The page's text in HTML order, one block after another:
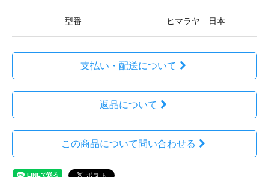
型番 ヒマラヤ 日本
支払い・配送について
返品について
この商品について問い合わせる